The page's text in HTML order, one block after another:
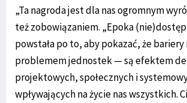
„Ta nagroda jest dla nas ogromnym
też zobowiązaniem. „Epoka
powstała po to, aby pokazać, że bariery
problemem jednostek — są efektem
projektowych, społecznych i
wpływających na życie nas wszystkich.